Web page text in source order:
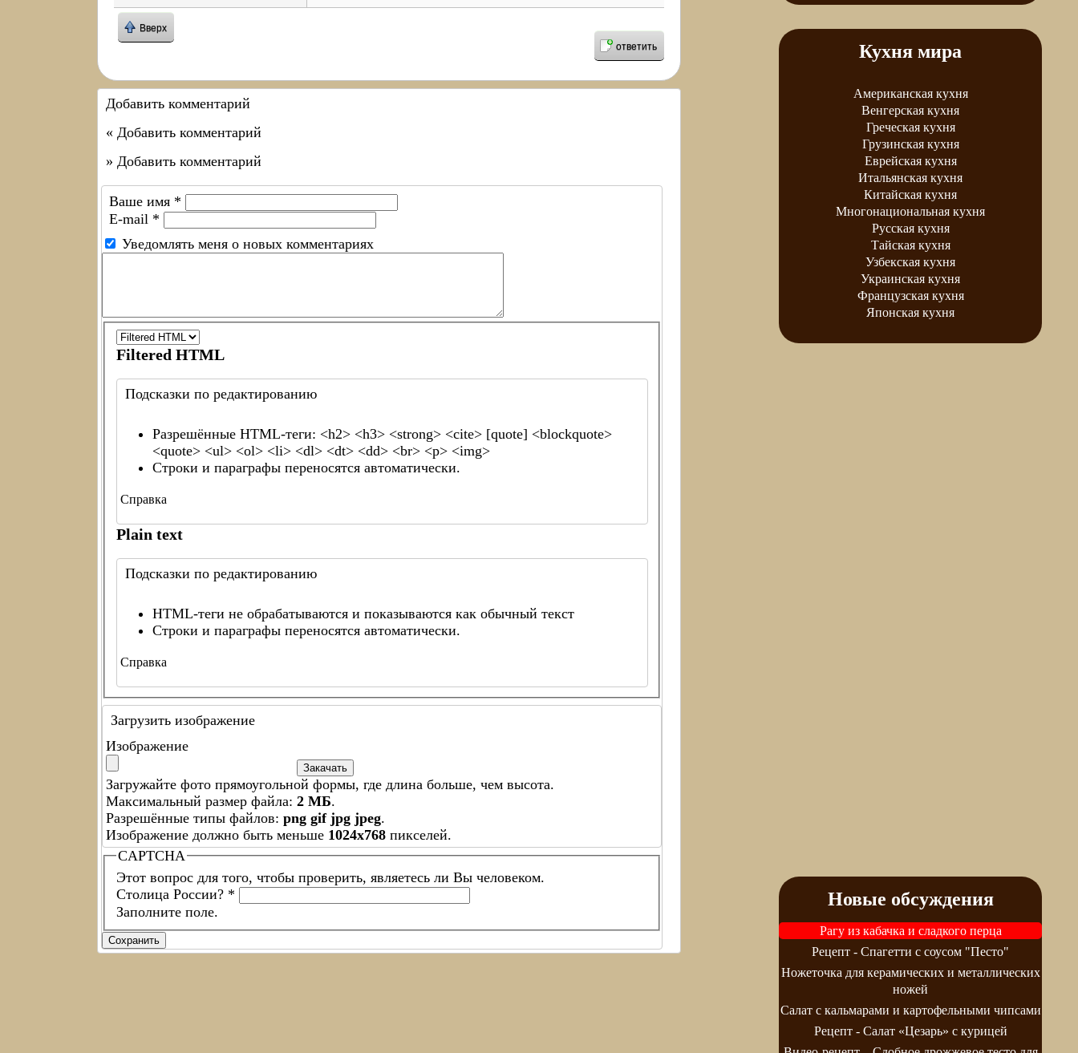
Вверх
ответить
Добавить комментарий
« Добавить комментарий
» Добавить комментарий
Ваше имя *
E-mail *
Уведомлять меня о новых комментариях
Filtered HTML
Подсказки по редактированию
Разрешённые HTML-теги: <h2> <h3> <strong> <cite> [quote] <blockquote>
<quote> <ul> <ol> <li> <dl> <dt> <dd> <br> <p> <img>
Строки и параграфы переносятся автоматически.
Справка
Plain text
Подсказки по редактированию
HTML-теги не обрабатываются и показываются как обычный текст
Строки и параграфы переносятся автоматически.
Справка
Загрузить изображение
Изображение
Загружайте фото прямоугольной формы, где длина больше, чем высота.
Максимальный размер файла: 2 МБ.
Разрешённые типы файлов: png gif jpg jpeg.
Изображение должно быть меньше 1024x768 пикселей.
CAPTCHA
Этот вопрос для того, чтобы проверить, являетесь ли Вы человеком.
Столица России? *
Заполните поле.
Кухня мира
Американская кухня
Венгерская кухня
Греческая кухня
Грузинская кухня
Еврейская кухня
Итальянская кухня
Китайская кухня
Многонациональная кухня
Русская кухня
Тайская кухня
Узбекская кухня
Украинская кухня
Французская кухня
Японская кухня
Новые обсуждения
Рагу из кабачка и сладкого перца
Рецепт - Спагетти с соусом "Песто"
Ножеточка для керамических и металлических
ножей
Салат с кальмарами и картофельными чипсами
Рецепт - Салат «Цезарь» с курицей